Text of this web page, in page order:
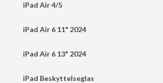
iPad Air 4/5
iPad Air 6 11" 2024
iPad Air 6 13" 2024
iPad Beskyttelseglas